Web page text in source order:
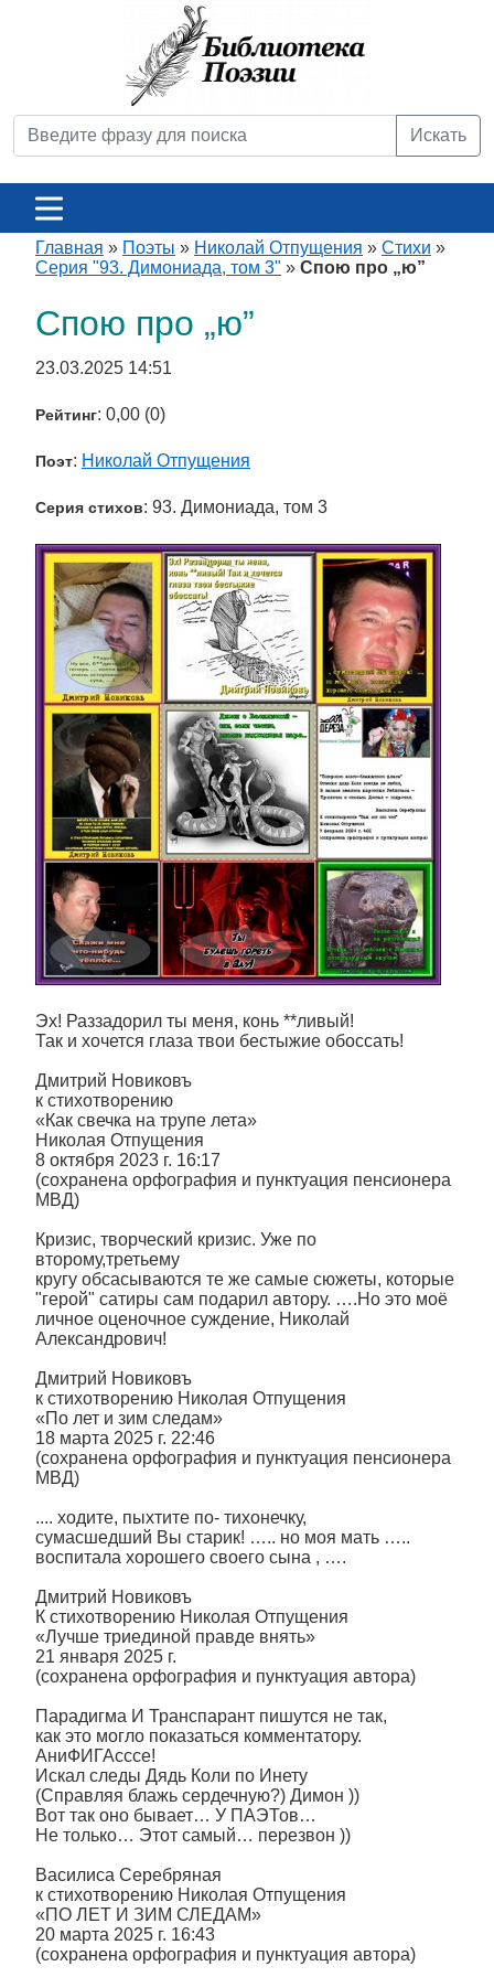
Искать
Главная » Поэты » Николай Отпущения » Стихи »
Серия "93. Димониада, том 3" » Спою про „ю”
Спою про „ю”
23.03.2025 14:51
Рейтинг: 0,00 (0)
Поэт: Николай Отпущения
Серия стихов: 93. Димониада, том 3
Эх! Раззадорил ты меня, конь **ливый!
Так и хочется глаза твои бестыжие обоссать!
Дмитрий Новиковъ
к стихотворению
«Как свечка на трупе лета»
Николая Отпущения
8 октября 2023 г. 16:17
(сохранена орфография и пунктуация пенсионера
МВД)
Кризис, творческий кризис. Уже по
второму,третьему
кругу обсасываются те же самые сюжеты, которые
"герой" сатиры сам подарил автору. ….Но это моё
личное оценочное суждение, Николай
Александрович!
Дмитрий Новиковъ
к стихотворению Николая Отпущения
«По лет и зим следам»
18 марта 2025 г. 22:46
(сохранена орфография и пунктуация пенсионера
МВД)
.... ходите, пыхтите по- тихонечку,
сумасшедший Вы старик! ….. но моя мать …..
воспитала хорошего своего сына , ….
Дмитрий Новиковъ
К стихотворению Николая Отпущения
«Лучше триединой правде внять»
21 января 2025 г.
(сохранена орфография и пунктуация автора)
Парадигма И Транспарант пишутся не так,
как это могло показаться комментатору.
АниФИГАсссе!
Искал следы Дядь Коли по Инету
(Справляя блажь сердечную?) Димон ))
Вот так оно бывает… У ПАЭТов…
Не только… Этот самый… перезвон ))
Василиса Серебряная
к стихотворению Николая Отпущения
«ПО ЛЕТ И ЗИМ СЛЕДАМ»
20 марта 2025 г. 16:43
(сохранена орфография и пунктуация автора)